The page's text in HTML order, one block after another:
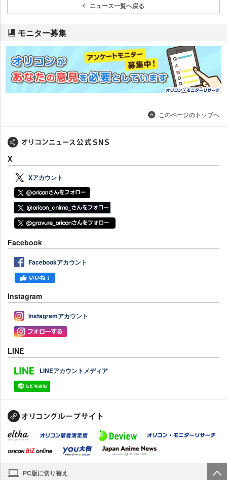
ニュース一覧へ戻る
モニター募集
このページのトップへ
X
Xアカウント
Facebook
Facebookアカウント
Instagram
Instagramアカウント
LINE
LINEアカウントメディア
PC版に切り替え